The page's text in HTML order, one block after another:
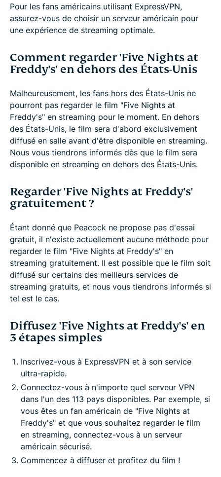
Pour les fans américains utilisant ExpressVPN,
assurez-vous de choisir un serveur américain pour
une expérience de streaming optimale.
Comment regarder 'Five Nights at
Freddy's' en dehors des États-Unis
Malheureusement, les fans hors des États-Unis ne
pourront pas regarder le film "Five Nights at
Freddy's" en streaming pour le moment. En dehors
des États-Unis, le film sera d'abord exclusivement
diffusé en salle avant d'être disponible en streaming.
Nous vous tiendrons informés dès que le film sera
disponible en streaming en dehors des États-Unis.
Regarder 'Five Nights at Freddy's'
gratuitement ?
Étant donné que Peacock ne propose pas d'essai
gratuit, il n'existe actuellement aucune méthode pour
regarder le film "Five Nights at Freddy's" en
streaming gratuitement. Il est possible que le film soit
diffusé sur certains des meilleurs services de
streaming gratuits, et nous vous tiendrons informés si
tel est le cas.
Diffusez 'Five Nights at Freddy's' en
3 étapes simples
Inscrivez-vous à ExpressVPN et à son service
ultra-rapide.
Connectez-vous à n'importe quel serveur VPN
dans l'un des 113 pays disponibles. Par exemple, si
vous êtes un fan américain de "Five Nights at
Freddy's" et que vous souhaitez regarder le film
en streaming, connectez-vous à un serveur
américain sécurisé.
Commencez à diffuser et profitez du film !